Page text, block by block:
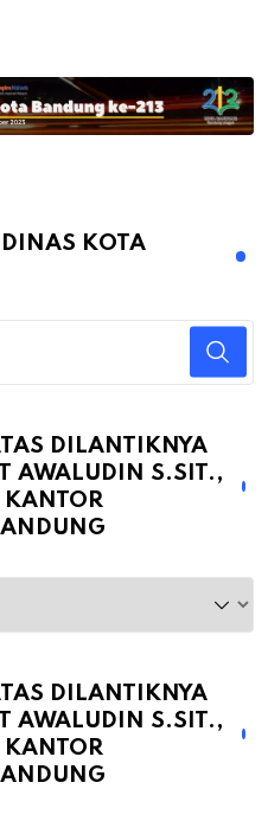
KOTA
DILANTIKNYA
AWALUDIN S.SIT.,
DILANTIKNYA
AWALUDIN S.SIT.,